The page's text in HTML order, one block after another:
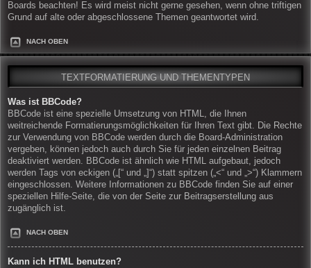
Boards beachten! Es wird meist nicht gerne gesehen, wenn ohne triftigen
Grund auf alte oder abgeschlossene Themen geantwortet wird.
NACH OBEN
TEXTFORMATIERUNG UND THEMENTYPEN
Was ist BBCode?
BBCode ist eine spezielle Umsetzung von HTML, die Ihnen
weitreichende Formatierungsmöglichkeiten für Ihren Text gibt. Die Rechte
zur Verwendung von BBCode werden durch die Board-Administration
vergeben, können jedoch auch durch Sie für jeden einzelnen Beitrag
deaktiviert werden. BBCode ist ähnlich wie HTML aufgebaut, jedoch
werden Tags von eckigen („[“ und „]“) statt spitzen („<“ und „>“) Klammern
eingeschlossen. Weitere Informationen zu BBCode finden Sie auf einer
speziellen Hilfe-Seite, die von der Seite zur Beitragserstellung aus
zugänglich ist.
NACH OBEN
Kann ich HTML benutzen?